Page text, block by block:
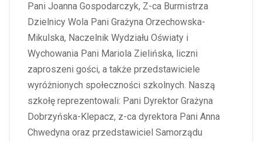
Pani Joanna Gospodarczyk, Z-ca Burmistrza
Dzielnicy Wola Pani Grażyna Orzechowska-
Mikulska, Naczelnik Wydziału Oświaty i
Wychowania Pani Mariola Zielińska, liczni
zaproszeni gości, a także przedstawiciele
wyróżnionych społeczności szkolnych. Naszą
szkołę reprezentowali: Pani Dyrektor Grażyna
Dobrzyńska-Klepacz, z-ca dyrektora Pani Anna
Chwedyna oraz przedstawiciel Samorządu